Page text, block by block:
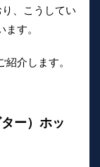
、こうしてい
す。
介します。
ー）ホッ